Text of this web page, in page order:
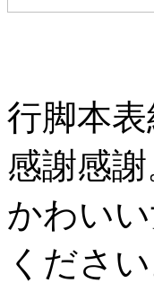
行脚本
感謝感謝
かわい
ください